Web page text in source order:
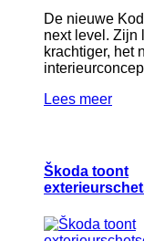
De nieuwe
next level. Zijn
krachtiger, het
Lees meer
Škoda toont